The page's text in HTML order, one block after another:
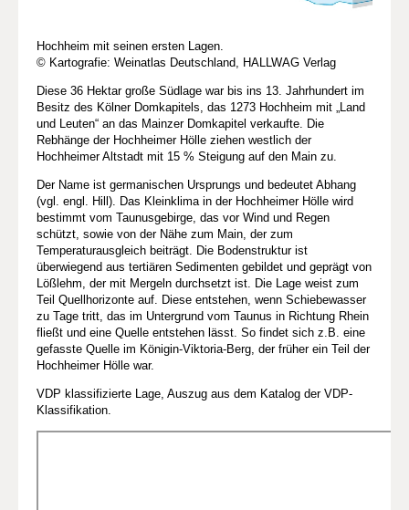
Hochheim mit seinen ersten Lagen.
© Kartografie: Weinatlas Deutschland, HALLWAG Verlag
Diese 36 Hektar große Südlage war bis ins 13. Jahrhundert im
Besitz des Kölner Domkapitels, das 1273 Hochheim mit „Land
und Leuten“ an das Mainzer Domkapitel verkaufte. Die
Rebhänge der Hochheimer Hölle ziehen westlich der
Hochheimer Altstadt mit 15 % Steigung auf den Main zu.
Der Name ist germanischen Ursprungs und bedeutet Abhang
(vgl. engl. Hill). Das Kleinklima in der Hochheimer Hölle wird
bestimmt vom Taunusgebirge, das vor Wind und Regen
schützt, sowie von der Nähe zum Main, der zum
Temperaturausgleich beiträgt. Die Bodenstruktur ist
überwiegend aus tertiären Sedimenten gebildet und geprägt von
Lößlehm, der mit Mergeln durchsetzt ist. Die Lage weist zum
Teil Quellhorizonte auf. Diese entstehen, wenn Schiebewasser
zu Tage tritt, das im Untergrund vom Taunus in Richtung Rhein
fließt und eine Quelle entstehen lässt. So findet sich z.B. eine
gefasste Quelle im Königin-Viktoria-Berg, der früher ein Teil der
Hochheimer Hölle war.
VDP klassifizierte Lage, Auszug aus dem Katalog der VDP-
Klassifikation.